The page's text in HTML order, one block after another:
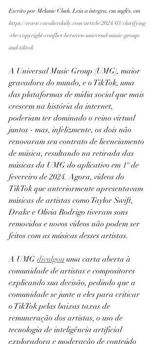
Escrito por Melanie Chuh. Leia a íntegra, em inglês, em
https://www.cavalierdaily.com/article/2024/03/clarifying
-the-copyright-conflict-between-universal-music-group-
and-tiktok
A Universal Music Group (UMG), maior
gravadora do mundo, e o TikTok, uma
das plataformas de mídia social que mais
crescem na história da internet,
poderiam ter dominado o reino virtual
juntos - mas, infelizmente, os dois não
renovaram seu contrato de licenciamento
de música, resultando na retirada das
músicas da UMG do aplicativo em 1º de
fevereiro de 2024. Agora, vídeos do
TikTok que anteriormente apresentavam
músicas de artistas como Taylor Swift,
Drake e Olivia Rodrigo tiveram sons
removidos e novos vídeos não podem ser
feitos com as músicas desses artistas.
A UMG divulgou uma carta aberta à
comunidade de artistas e compositores
explicando sua decisão, pedindo que a
comunidade se junte a eles para criticar
o TikTok pelas baixas taxas de
remuneração dos artistas, o uso de
tecnologia de inteligência artificial
exploradora e moderação de conteúdo